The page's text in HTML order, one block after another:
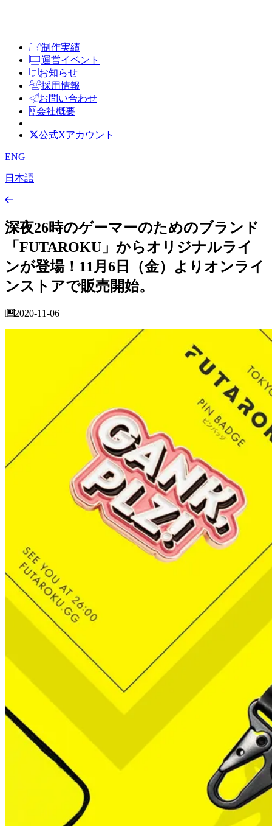
制作実績
運営イベント
お知らせ
採用情報
お問い合わせ
会社概要
公式Xアカウント
ENG
日本語
深夜26時のゲーマーのためのブランド
「FUTAROKU」からオリジナルライ
ンが登場！11月6日（金）よりオンライ
ンストアで販売開始。
2020-11-06